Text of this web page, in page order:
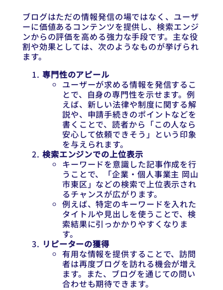
ブログはただの情報発信の場ではなく、ユーザ
ーに価値あるコンテンツを提供し、検索エンジ
ンからの評価を高める強力な手段です。主な役
割や効果としては、次のようなものが挙げられ
ます。
専門性のアピール
ユーザーが求める情報を発信するこ
とで、自身の専門性を示せます。例
えば、新しい法律や制度に関する解
説や、申請手続きのポイントなどを
書くことで、読者から「この人なら
安心して依頼できそう」という印象
を与えられます。
検索エンジンでの上位表示
キーワードを意識した記事作成を行
うことで、「企業・個人事業主 岡山
市東区」などの検索で上位表示され
るチャンスが広がります。
例えば、特定のキーワードを入れた
タイトルや見出しを使うことで、検
索結果に引っかかりやすくなりま
す。
リピーターの獲得
有用な情報を提供することで、訪問
者は再度ブログを訪れる機会が増え
ます。また、ブログを通じての問い
合わせも期待できます。